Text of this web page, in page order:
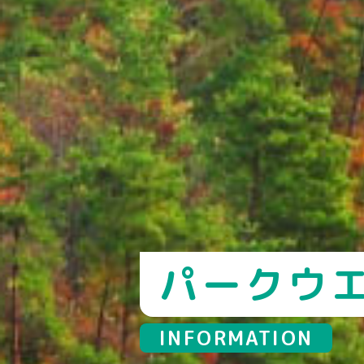
パークウ
INFORMATION